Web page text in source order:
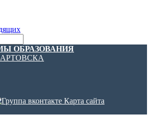
ОБРАЗОВАНИЯ
Карта сайта